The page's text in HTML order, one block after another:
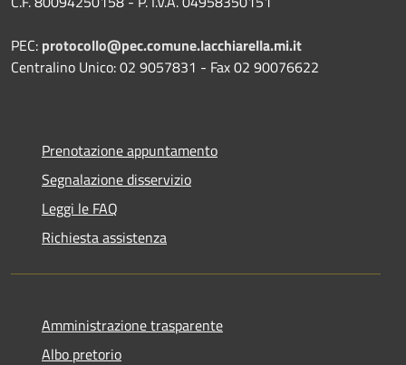
PEC: protocollo@pec.comune.lacchiarella.mi.it
Centralino Unico: 02 9057831 - Fax 02 90076622
Prenotazione appuntamento
Segnalazione disservizio
Leggi le FAQ
Richiesta assistenza
Amministrazione trasparente
Albo pretorio